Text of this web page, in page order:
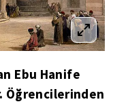
Ebu Hanife
Öğrencilerinden